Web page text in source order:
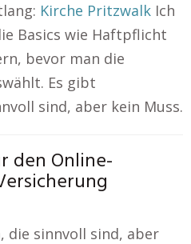
Kirche Pritzwalk Ich
Basics wie Haftpflicht
bevor man die
Es gibt
sind, aber kein Muss.
den Online-
die sinnvoll sind, aber